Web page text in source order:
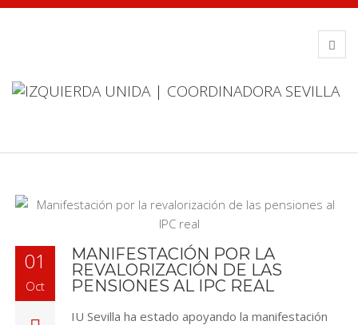
01
Oct
MANIFESTACIÓN POR LA
REVALORIZACIÓN DE LAS
PENSIONES AL IPC REAL
IU Sevilla ha estado apoyando la manifestación